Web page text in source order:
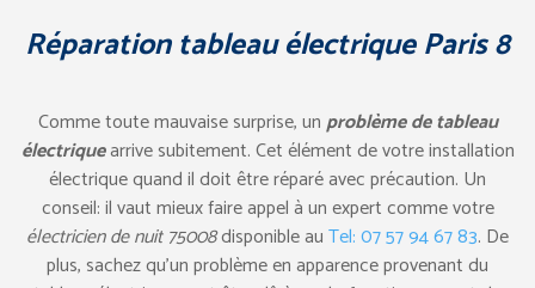
Réparation tableau électrique Paris 8
Comme toute mauvaise surprise, unproblème de tableau
électriquearrive subitement. Cet élément de votre installation
électrique quand il doit être réparé avec précaution. Un
conseil: il vaut mieux faire appel à un expert comme votre
électricien de nuit 75008disponible auTel: 07 57 94 67 83. De
plus, sachez qu’un problème en apparence provenant du